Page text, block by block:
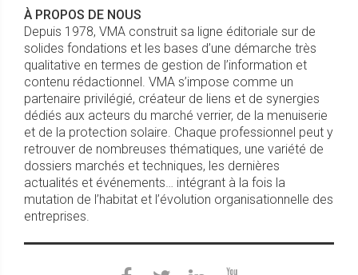
À PROPOS DE NOUS
Depuis 1978, VMA construit sa ligne éditoriale sur de
solides fondations et les bases d’une démarche très
qualitative en termes de gestion de l’information et
contenu rédactionnel. VMA s’impose comme un
partenaire privilégié, créateur de liens et de synergies
dédiés aux acteurs du marché verrier, de la menuiserie
et de la protection solaire. Chaque professionnel peut y
retrouver de nombreuses thématiques, une variété de
dossiers marchés et techniques, les dernières
actualités et événements… intégrant à la fois la
mutation de l’habitat et l’évolution organisationnelle des
entreprises.